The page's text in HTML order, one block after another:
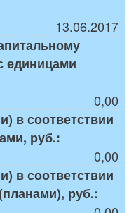
13.06.2017
единицами
0,00
в соответствии
руб.:
0,00
в соответствии
руб.: